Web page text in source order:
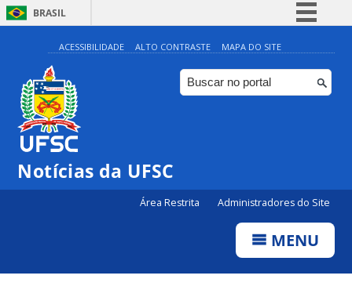
BRASIL
Simplifique!
Comunica BR
Participe
ACESSIBILIDADE ALTO CONTRASTE MAPA DO SITE
Notícias da UFSC
Área Restrita Administradores do Site
MENU